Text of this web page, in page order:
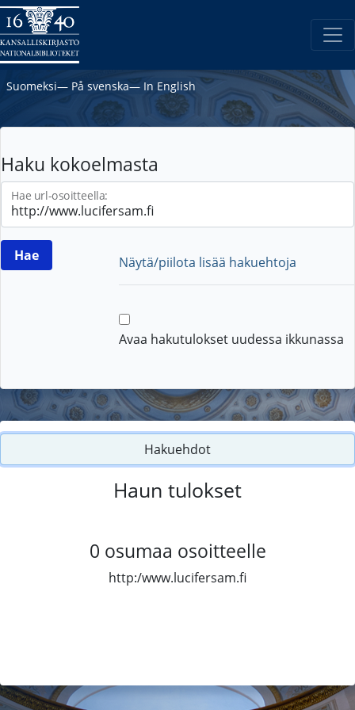
Suomeksi― På svenska― In English
Haku kokoelmasta
Hae url-osoitteella:
Näytä/piilota lisää hakuehtoja
Avaa hakutulokset uudessa ikkunassa
Hakuehdot
Haun tulokset
0 osumaa osoitteelle
http:/www.lucifersam.fi